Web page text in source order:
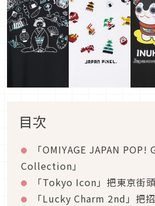
目次
「OMIYAGE JAPAN
Collection」
「Tokyo Icon」把東京街
「Lucky Charm 2nd」把